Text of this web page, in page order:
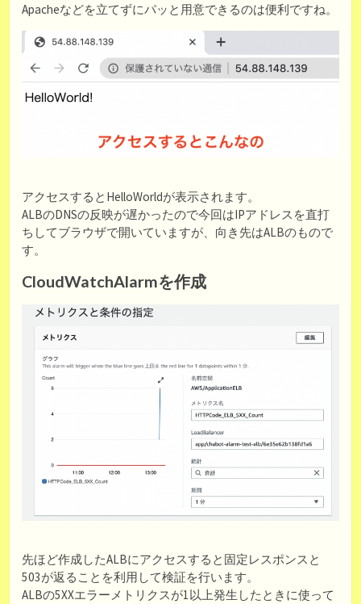
Apacheなどを立てずにパッと用意できるのは便利ですね。
アクセスするとHelloWorldが表示されます。
ALBのDNSの反映が遅かったので今回はIPアドレスを直打
ちしてブラウザで開いていますが、向き先はALBのもので
す。
CloudWatchAlarmを作成
先ほど作成したALBにアクセスすると固定レスポンスと
503が返ることを利用して検証を行います。
ALBの5XXエラーメトリクスが1以上発生したときに使って